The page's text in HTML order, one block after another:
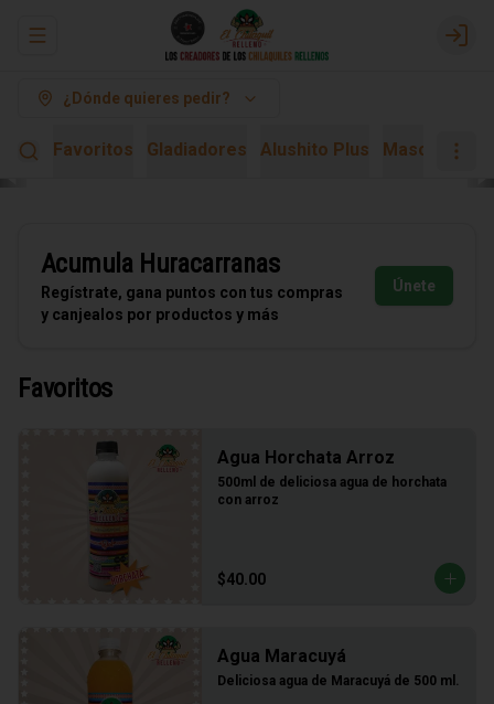
Abrir menu de navegación
¿Dónde quieres pedir?
Favoritos Gladiadores Alushito Plus Mascarita
Acumula Huracarranas
Regístrate, gana puntos con tus compras
y canjealos por productos y más
Únete
Favoritos
Agua Horchata Arroz
500ml de deliciosa agua de horchata
con arroz
$40.00
Agua Maracuyá
Deliciosa agua de Maracuyá de 500 ml.